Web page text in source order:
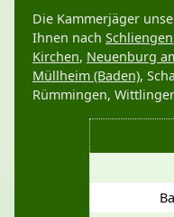
Die Kammerjäger
Ihnen nach Schliengen
Kirchen, Neuenburg
Müllheim (Baden),
Rümmingen,